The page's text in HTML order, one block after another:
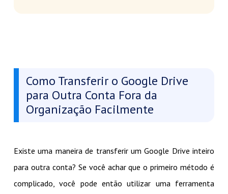
Como Transferir o Google Drive
para Outra Conta Fora da
Organização Facilmente
Existe uma maneira de transferir um Google Drive inteiro
para outra conta? Se você achar que o primeiro método é
complicado, você pode então utilizar uma ferramenta